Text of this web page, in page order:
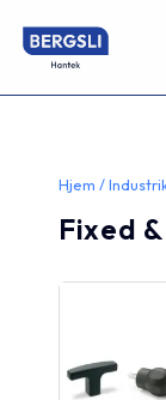
rett
innholdet
Hjem /
Fixed